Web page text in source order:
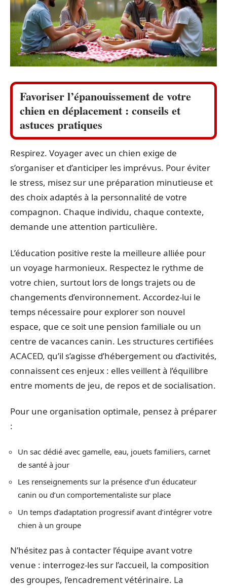
Favoriser l’épanouissement de votre
chien en déplacement : conseils et
astuces pratiques
Respirez. Voyager avec un chien exige de
s’organiser et d’anticiper les imprévus. Pour éviter
le stress, misez sur une préparation minutieuse et
des choix adaptés à la personnalité de votre
compagnon. Chaque individu, chaque contexte,
demande une attention particulière.
L’éducation positive reste la meilleure alliée pour
un voyage harmonieux. Respectez le rythme de
votre chien, surtout lors de longs trajets ou de
changements d’environnement. Accordez-lui le
temps nécessaire pour explorer son nouvel
espace, que ce soit une pension familiale ou un
centre de vacances canin. Les structures certifiées
ACACED, qu’il s’agisse d’hébergement ou d’activités,
connaissent ces enjeux : elles veillent à l’équilibre
entre moments de jeu, de repos et de socialisation.
Pour une organisation optimale, pensez à préparer
:
Un sac dédié avec gamelle, eau, jouets familiers, carnet
de santé à jour
Les renseignements sur la présence d’un éducateur
canin ou d’un comportementaliste sur place
Un temps d’adaptation progressif avant d’intégrer votre
chien à un groupe
N’hésitez pas à contacter l’équipe avant votre
venue : interrogez-les sur l’accueil, la composition
des groupes, l’encadrement vétérinaire. La